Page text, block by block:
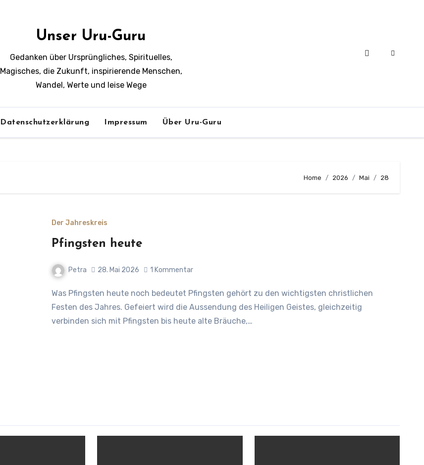
Unser Uru-Guru
Gedanken über Ursprüngliches, Spirituelles,
Magisches, die Zukunft, inspirierende Menschen,
Wandel, Werte und leise Wege
Datenschutzerklärung Impressum Über Uru-Guru
Home 2026 Mai 28
Der Jahreskreis
Pfingsten heute
Petra 28. Mai 2026 1 Kommentar
Was Pfingsten heute noch bedeutet Pfingsten gehört zu den wichtigsten christlichen
Festen des Jahres. Gefeiert wird die Aussendung des Heiligen Geistes, gleichzeitig
verbinden sich mit Pfingsten bis heute alte Bräuche,…